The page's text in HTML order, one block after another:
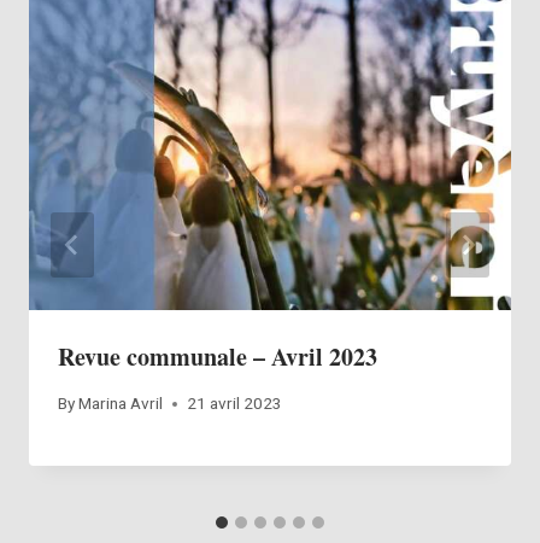
Revue communale – Avril 2023
ByMarina Avril 21 avril 2023